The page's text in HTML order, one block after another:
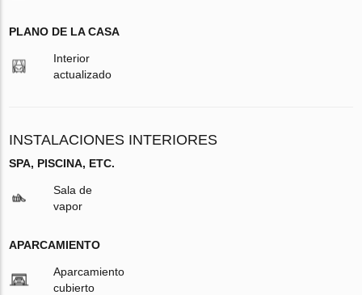
PLANO DE LA CASA
Interior
actualizado
INSTALACIONES INTERIORES
SPA, PISCINA, ETC.
Sala de
vapor
APARCAMIENTO
Aparcamiento
cubierto